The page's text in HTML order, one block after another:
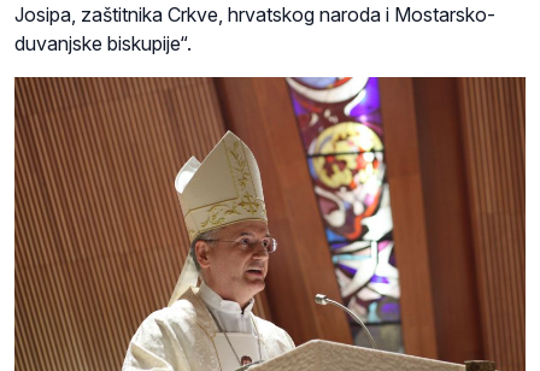
Josipa, zaštitnika Crkve, hrvatskog naroda i Mostarsko-
duvanjske biskupije“.